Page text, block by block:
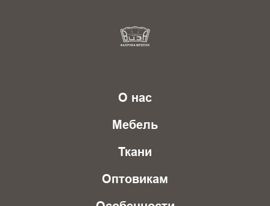
О нас
Мебель
Ткани
Оптовикам